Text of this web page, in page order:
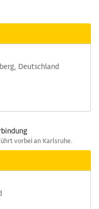
Deutschland
vorbei an Karlsruhe.